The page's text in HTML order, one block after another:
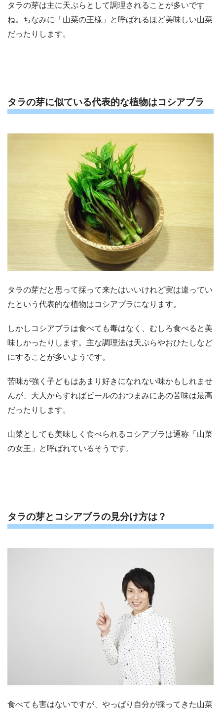
タラの芽は主に天ぷらとして調理されることが多いです
ね。ちなみに「山菜の王様」と呼ばれるほど美味しい山菜
だったりします。
タラの芽に似ている代表的な植物はコシアブラ
タラの芽だと思って採って来たはいいけれど実は違ってい
たという代表的な植物はコシアブラになります。
しかしコシアブラは食べても毒はなく、むしろ食べると美
味しかったりします。主な調理法は天ぷらやおひたしなど
にすることが多いようです。
苦味が強く子どもはあまり好きになれない味かもしれませ
んが、大人からすればビールのおつまみにあの苦味は最高
だったりします。
山菜としても美味しく食べられるコシアブラは通称「山菜
の女王」と呼ばれているそうです。
タラの芽とコシアブラの見分け方は？
食べても害はないですが、やっぱり自分が採ってきた山菜